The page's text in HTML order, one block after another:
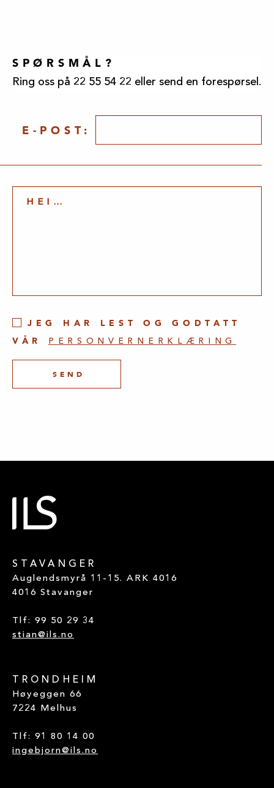
SPØRSMÅL?
Ring oss på 22 55 54 22 eller send en forespørsel.
E-POST:
JEG HAR LEST OG GODTATT
VÅR
PERSONVERNERKLÆRING
STAVANGER
Auglendsmyrå 11-15. ARK 4016
4016 Stavanger
Tlf: 99 50 29 34
stian@ils.no
TRONDHEIM
Høyeggen 66
7224 Melhus
Tlf: 91 80 14 00
ingebjorn@ils.no